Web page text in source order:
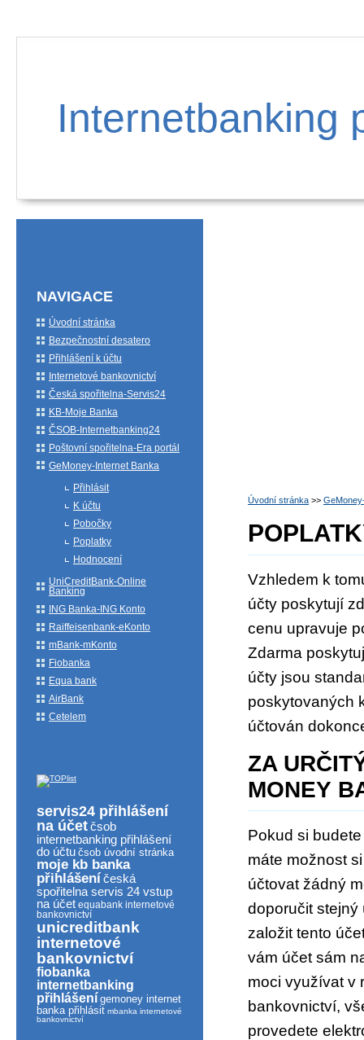
Internetbanking
Úvodní stránka >>
Vzhledem k
účty poskytují
cenu upravuje
Zdarma
účty jsou
poskytovaných
účtován
ZA
MONEY
Pokud si
máte možnost
účtovat žádný
doporučit stejný
založit tento
vám účet sám
moci využívat v
bankovnictví,
provedete
NAVIGACE
Úvodní stránka
Bezpečnostní desatero
Přihlášení k účtu
Internetové bankovnictví
Česká spořitelna-Servis24
KB-Moje Banka
ČSOB-Internetbanking24
Poštovní spořitelna-Era portál
GeMoney-Internet Banka
Přihlásit
K účtu
Pobočky
Poplatky
Hodnocení
UniCreditBank-Online
Banking
ING Banka-ING Konto
Raiffeisenbank-eKonto
mBank-mKonto
Fiobanka
Equa bank
AirBank
Cetelem
servis24 přihlášení
na účetčsob
internetbanking přihlášení
do účtu čsob úvodní stránka
moje kb banka
přihlášeníčeská
spořitelna servis 24 vstup
na účet equabank internetové
bankovnictví
unicreditbank
internetové
bankovnictví
fiobanka
internetbanking
přihlášení gemoney internet
banka přihlásit mbanka internetové
bankovnictví